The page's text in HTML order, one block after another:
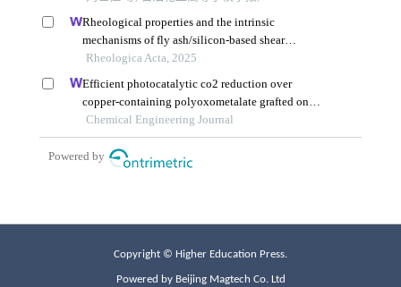
Copyright © Higher Education Press.
Powered by Beijing Magtech Co. Ltd